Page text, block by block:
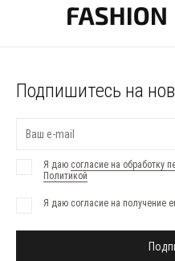
Подпишитесь на
Я даю согласие на обработку
Политикой
Я даю согласие на получение